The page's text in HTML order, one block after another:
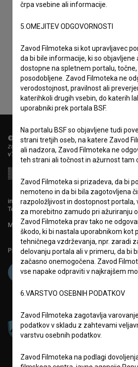
zbiranje, hrambo in obdelavo
© 2018-2026, Filmoteka,
zavod za širjenje filmske kulture
v7.151.0
info@filmoteka.si
Tehnična pomoč: podpora@bsf.si
Mednarodna številka ISSN 2670-787X
Projekt sofinancira:
črpa vsebine ali informacije.
5.OMEJITEV ODGOVORNOSTI
Zavod Filmoteka si kot upravljavec
da bi bile informacije, ki so objavljene
dostopne na spletnem portalu,
posodobljene. Zavod Filmoteka ne
verodostojnost, pravilnost ali
katerihkoli drugih vsebin, do katerih
uporabniki prek portala BSF.
Na portalu BSF so objavljene tudi
strani tretjih oseb, na katere Zavod
ali nadzora, Zavod Filmoteka ne
teh strani ali točnost in ažurnost tam
Zavod Filmoteka si prizadeva, da bi
nemoteno in da bi bila zagotovljena
razpoložljivost in dostopnost portala,
za morebitno zamudo pri ažuriranju
Zavod Filmoteka prav tako ne
škodo, ki bi nastala uporabnikom kot
tehničnega vzdrževanja, npr. zaradi
delovanju portala ali v primeru, da bi
začasno onemogočena. Zavod
vse napake odpraviti v najkrajšem
6.VARSTVO OSEBNIH PODATKOV
Zavod Filmoteka zagotavlja
podatkov v skladu z zahtevami
varstvu osebnih podatkov.
Zavod Filmoteka na podlagi